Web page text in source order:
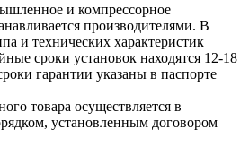
и компрессорное
производителями. В
и технических характеристик
сроки установок находятся 12-18
гарантии указаны в паспорте
товара осуществляется в
установленным договором